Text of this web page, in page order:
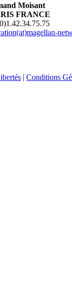
Moisant
FRANCE
| Conditions